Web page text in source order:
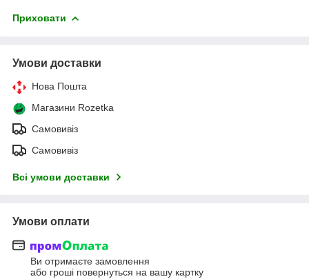
Приховати
Умови доставки
Нова Пошта
Магазини Rozetka
Самовивіз
Самовивіз
Всі умови доставки
Умови оплати
Ви отримаєте замовлення
або гроші повернуться на вашу картку